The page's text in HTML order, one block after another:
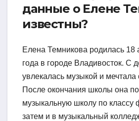
данные о Елене
известны?
Елена Темникова родилась 18
года в городе Владивосток. С
увлекалась музыкой и мечтала
После окончания школы она
музыкальную школу по классу
затем и в музыкальный